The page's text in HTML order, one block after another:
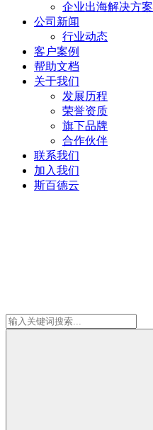
企业出海解决方案
公司新闻
行业动态
客户案例
帮助文档
关于我们
发展历程
荣誉资质
旗下品牌
合作伙伴
联系我们
加入我们
斯百德云